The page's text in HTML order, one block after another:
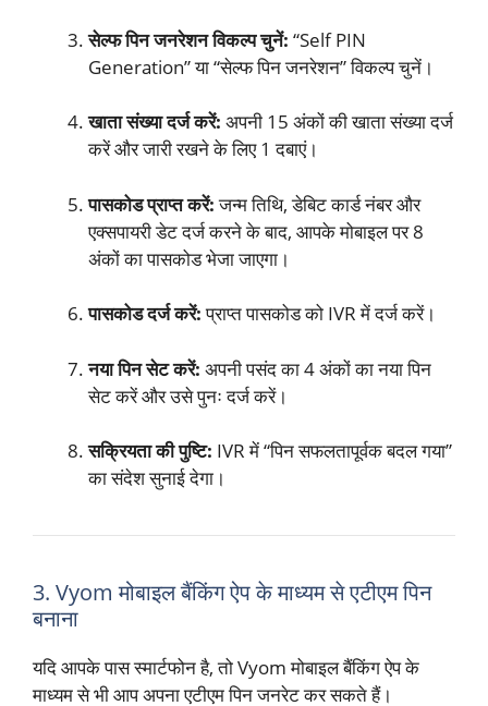
सेल्फ पिन जनरेशन विकल्प चुनें: “Self PIN
Generation” या “सेल्फ पिन जनरेशन” विकल्प चुनें।
खाता संख्या दर्ज करें: अपनी 15 अंकों की खाता संख्या दर्ज
करें और जारी रखने के लिए 1 दबाएं।
पासकोड प्राप्त करें:जन्म तिथि, डेबिट कार्ड नंबर और
एक्सपायरी डेट दर्ज करने के बाद, आपके मोबाइल पर 8
अंकों का पासकोड भेजा जाएगा।
पासकोड दर्ज करें:प्राप्त पासकोड को IVR में दर्ज करें।
नया पिन सेट करें: अपनी पसंद का 4 अंकों का नया पिन
सेट करें और उसे पुनः दर्ज करें।
सक्रियता की पुष्टि: IVR में “पिन सफलतापूर्वक बदल गया”
का संदेश सुनाई देगा।
3. Vyom मोबाइल बैंकिंग ऐप के माध्यम से एटीएम पिन
बनाना
यदि आपके पास स्मार्टफोन है, तो Vyom मोबाइल बैंकिंग ऐप के
माध्यम से भी आप अपना एटीएम पिन जनरेट कर सकते हैं।